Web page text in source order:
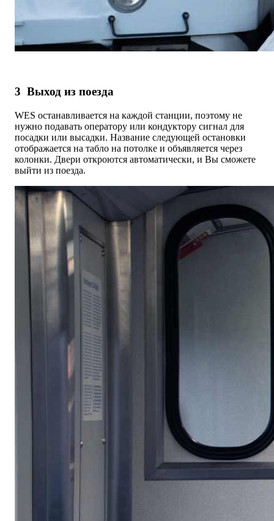
3 Выход из поезда
WES останавливается на каждой станции, поэтому не
нужно подавать оператору или кондуктору сигнал для
посадки или высадки. Название следующей остановки
отображается на табло на потолке и объявляется через
колонки. Двери откроются автоматически, и Вы сможете
выйти из поезда.